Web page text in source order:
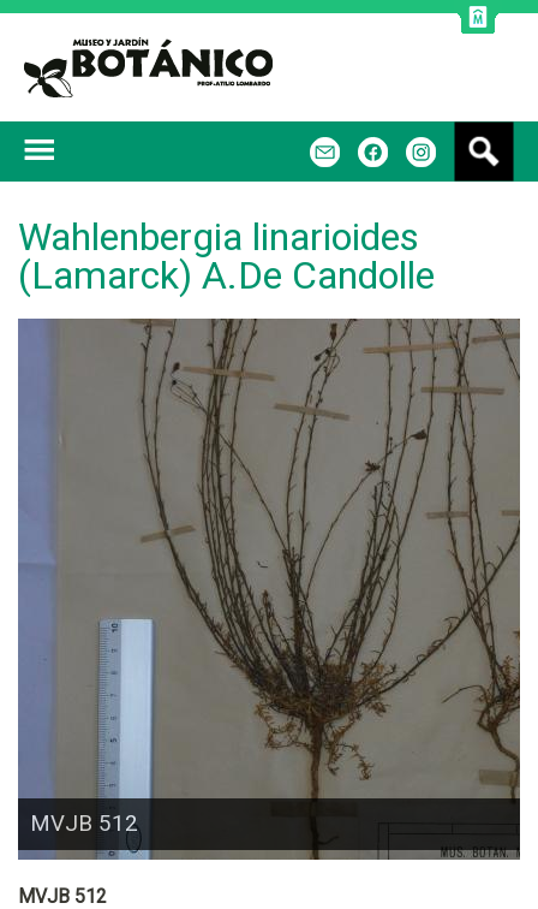
Wahlenbergia linarioides
(Lamarck) A.De Candolle
MVJB 512
MVJB 512
s